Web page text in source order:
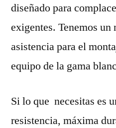
diseñado para
exigentes. Tenemos
asistencia para el
equipo de la gama
Si lo que necesitas es
resistencia, máxima